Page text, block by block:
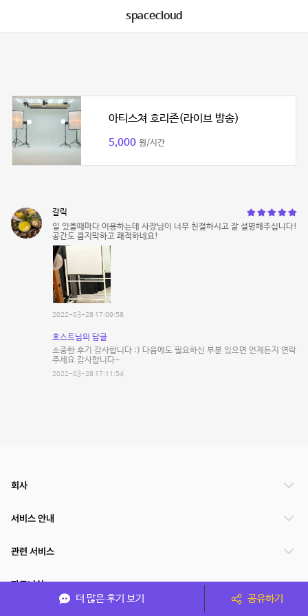
spacecloud
아티스쳐 호리존(라이브 방송)
5,000 원/시간
갈릭
일 있을때마다 이용하는데 사장님이 너무 친절하시고 잘 설명해주십니다!
공간도 큼지막하고 쾌적하네요!
2022-03-28 17:09:58
호스트님의 답글
소중한 후기 감사합니다 :) 다음에도 필요하신 부분 있으면 언제든지 연락
주세요 감사합니다~
2022-03-28 17:11:54
더 많은 후기 보기 공유하기
회사
서비스 안내
관련 서비스
파트너쉽